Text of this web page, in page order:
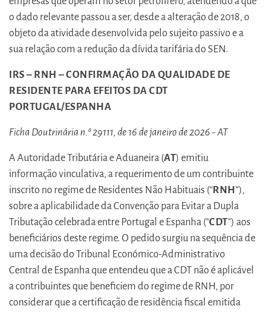
o dado relevante passou a ser, desde a alteração de 2018, o
objeto da atividade desenvolvida pelo sujeito passivo e a
sua relação com a redução da dívida tarifária do SEN.
IRS – RNH – CONFIRMAÇÃO DA QUALIDADE DE
RESIDENTE PARA EFEITOS DA CDT
PORTUGAL/ESPANHA
Ficha Doutrinária n.º 29111, de 16 de janeiro de 2026 - AT
A Autoridade Tributária e Aduaneira (AT) emitiu
informação vinculativa, a requerimento de um contribuinte
inscrito no regime de Residentes Não Habituais (“RNH "),
sobre a aplicabilidade da Convenção para Evitar a Dupla
Tributação celebrada entre Portugal e Espanha ("CDT") aos
beneficiários deste regime. O pedido surgiu na sequência de
uma decisão do Tribunal Económico-Administrativo
Central de Espanha que entendeu que a CDT não é aplicável
a contribuintes que beneficiem do regime de RNH, por
considerar que a certificação de residência fiscal emitida